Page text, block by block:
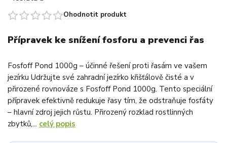
Ohodnotit produkt
Přípravek ke snížení fosforu a prevenci řas
Fosfoff Pond 1000g – účinné řešení proti řasám ve vašem
jezírku Udržujte své zahradní jezírko křišťálově čisté a v
přirozené rovnováze s Fosfoff Pond 1000g. Tento speciální
přípravek efektivně redukuje řasy tím, že odstraňuje fosfáty
– hlavní zdroj jejich růstu. Přirozený rozklad rostlinných
zbytků,... celý popis